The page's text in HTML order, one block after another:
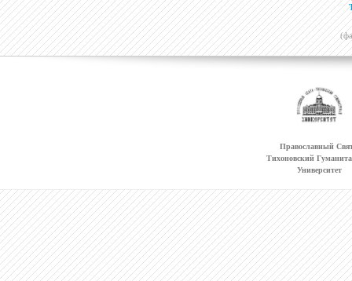
Православный
Тихоновский
Университет